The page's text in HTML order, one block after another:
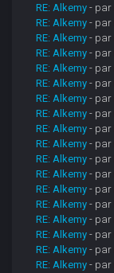
RE: Alkemy - par
RE: Alkemy - par
RE: Alkemy - par
RE: Alkemy - par
RE: Alkemy - par
RE: Alkemy - par
RE: Alkemy - par
RE: Alkemy - par
RE: Alkemy - par
RE: Alkemy - par
RE: Alkemy - par
RE: Alkemy - par
RE: Alkemy - par
RE: Alkemy - par
RE: Alkemy - par
RE: Alkemy - par
RE: Alkemy - par
RE: Alkemy - par